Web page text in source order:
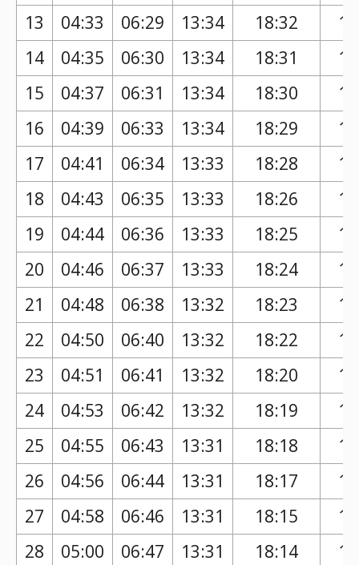
13 04:33 06:29 13:34 18:32
14
04:35 06:30 13:34 18:31
15
04:37 06:31 13:34 18:30
16
04:39 06:33 13:34 18:29
17
04:41 06:34 13:33 18:28
18
04:43 06:35 13:33 18:26
19
04:44 06:36 13:33 18:25
20
04:46 06:37 13:33 18:24
21
04:48 06:38 13:32 18:23
22
04:50 06:40 13:32 18:22
23
04:51 06:41 13:32 18:20
24
04:53 06:42 13:32 18:19
25
04:55 06:43 13:31 18:18
26
04:56 06:44 13:31 18:17
27
04:58 06:46 13:31 18:15
28
05:00 06:47 13:31 18:14